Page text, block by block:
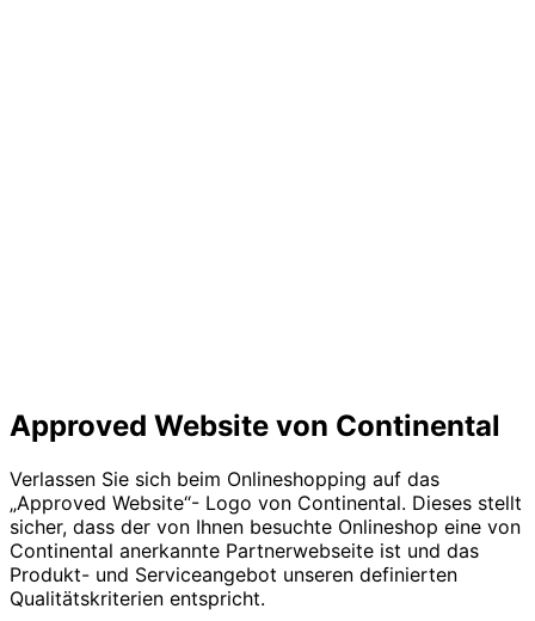
Approved Website von Continental
Verlassen Sie sich beim Onlineshopping auf das
„Approved Website“- Logo von Continental. Dieses stellt
sicher, dass der von Ihnen besuchte Onlineshop eine von
Continental anerkannte Partnerwebseite ist und das
Produkt- und Serviceangebot unseren definierten
Qualitätskriterien entspricht.